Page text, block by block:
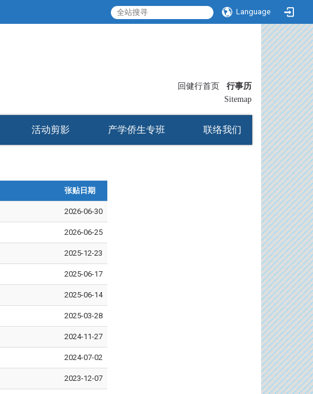
Language
回健行首页
行事历
Sitemap
活动剪影 产学侨生专班 联络我们
张贴日期
2026-06-30
2026-06-25
2025-12-23
2025-06-17
2025-06-14
2025-03-28
2024-11-27
2024-07-02
2023-12-07